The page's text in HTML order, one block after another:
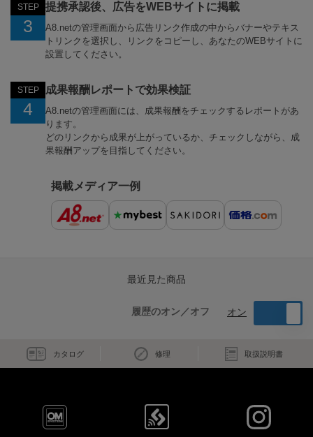
STEP
3
提携承認後、広告をWEBサイトに掲載
A8.netの管理画面から広告リンク作成の中からバナーやテキス
トリンクを選択し、リンクをコピーし、あなたのWEBサイトに
設置してください。
STEP
4
成果報酬レポートで効果検証
A8.netの管理画面には、成果報酬をチェックするレポートがあ
ります。
どのリンクから成果が上がっているか、チェックしながら、成
果報酬アップを目指してください。
掲載メディア一例
最近見た商品
履歴のオン／オフ オン
カタログ 修理 取扱説明書